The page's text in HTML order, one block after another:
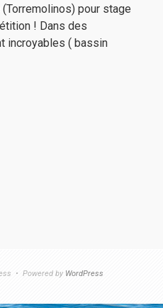
pour stage
! Dans des
incroyables ( bassin
• Powered by WordPress